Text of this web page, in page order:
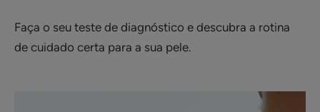
Faça o seu teste de diagnóstico e descubra a rotina
de cuidado certa para a sua pele.